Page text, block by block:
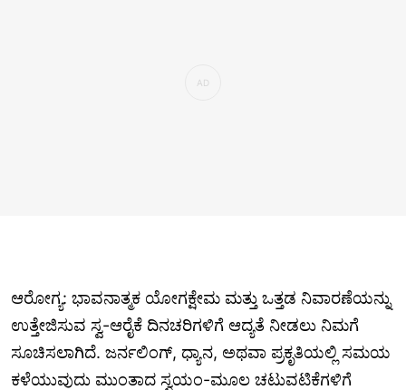
ಆರೋಗ್ಯ: ಭಾವನಾತ್ಮಕ ಯೋಗಕ್ಷೇಮ ಮತ್ತು ಒತ್ತಡ ನಿವಾರಣೆಯನ್ನು
ಉತ್ತೇಜಿಸುವ ಸ್ವ-ಆರೈಕೆ ದಿನಚರಿಗಳಿಗೆ ಆದ್ಯತೆ ನೀಡಲು ನಿಮಗೆ
ಸೂಚಿಸಲಾಗಿದೆ. ಜರ್ನಲಿಂಗ್, ಧ್ಯಾನ, ಅಥವಾ ಪ್ರಕೃತಿಯಲ್ಲಿ ಸಮಯ
ಕಳೆಯುವುದು ಮುಂತಾದ ಸ್ವಯಂ-ಮೂಲ ಚಟುವಟಿಕೆಗಳಿಗೆ